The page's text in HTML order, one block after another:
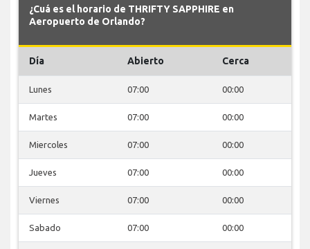
¿Cuá es el horario de THRIFTY SAPPHIRE en
Aeropuerto de Orlando?
Día Abierto Cerca
Lunes 07:00 00:00
Martes 07:00 00:00
Miercoles 07:00 00:00
Jueves 07:00 00:00
Viernes 07:00 00:00
Sabado 07:00 00:00